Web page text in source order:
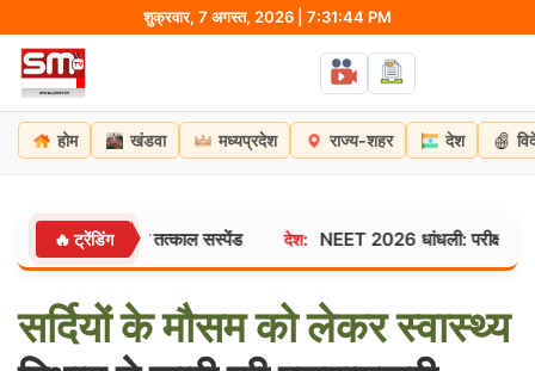
content
शुक्रवार, 7 अगस्त, 2026 | 7:31:45 PM
होम खंडवा मध्यप्रदेश राज्य-शहर देश
🔥 ट्रेंडिंग
पटवारी तत्काल सस्पेंड देश: NEET 2026 धांधली: परीक्षा से 3 दिन
सर्दियोंकेमौसमकोलेकरस्वास्थ्य